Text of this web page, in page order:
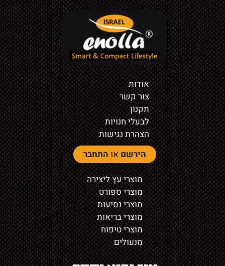
אודות
צור קשר
תקנון
לבעלי חנויות
הצהרת נגישות
הירשם או התחבר
מוצרי עץ ליצירה
מוצרי ספורט
מוצרי נסיעות
מוצרי בריאות
מוצרי טיפוח
מנעולים